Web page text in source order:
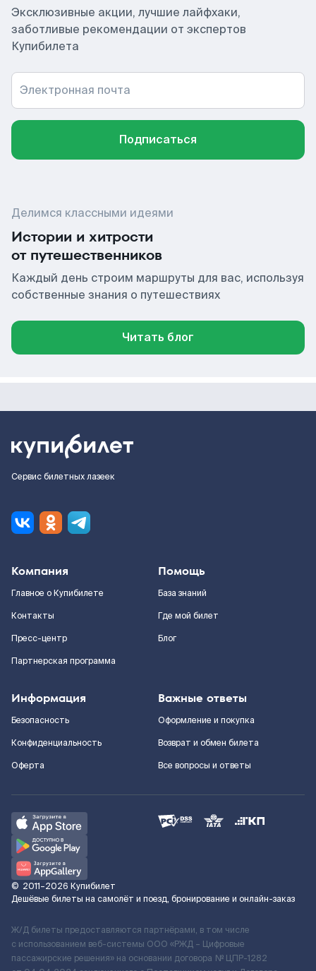
Эксклюзивные акции, лучшие лайфхаки,
заботливые рекомендации от экспертов
Купибилета
Электронная почта
Подписаться
Делимся классными идеями
Истории и хитрости
от путешественников
Каждый день строим маршруты для вас, используя
собственные знания о путешествиях
Читать блог
Сервис билетных лазеек
Компания
Главное о Купибилете
Контакты
Пресс-центр
Партнерская программа
Помощь
База знаний
Где мой билет
Блог
Информация
Безопасность
Конфиденциальность
Оферта
Важные ответы
Оформление и покупка
Возврат и обмен билета
Все вопросы и ответы
© 2011–2026 Купибилет
Дешёвые билеты на самолёт и поезд, бронирование и онлайн-заказ
Ж/Д билеты предоставляются партнёрами, в том числе
с использованием веб-системы ООО «РЖД – Цифровые
пассажирские решения» на основании договора № ЦПР-1282